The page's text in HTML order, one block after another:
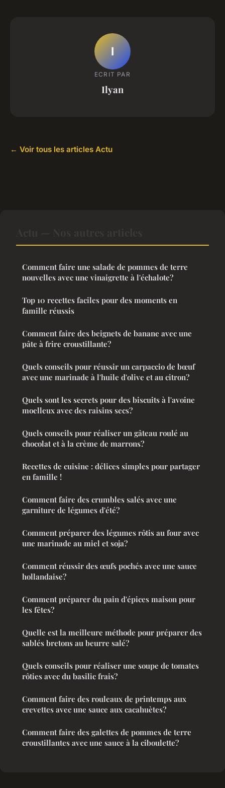
I
ECRIT PAR
Ilyan
← Voir tous les articles Actu
Comment faire une salade de pommes de terre
nouvelles avec une vinaigrette à l'échalote?
Top 10 recettes faciles pour des moments en
famille réussis
Comment faire des beignets de banane avec une
pâte à frire croustillante?
Quels conseils pour réussir un carpaccio de bœuf
avec une marinade à l'huile d'olive et au citron?
Quels sont les secrets pour des biscuits à l'avoine
moelleux avec des raisins secs?
Quels conseils pour réaliser un gâteau roulé au
chocolat et à la crème de marrons?
Recettes de cuisine : délices simples pour partager
en famille !
Comment faire des crumbles salés avec une
garniture de légumes d'été?
Comment préparer des légumes rôtis au four avec
une marinade au miel et soja?
Comment réussir des œufs pochés avec une sauce
hollandaise?
Comment préparer du pain d'épices maison pour
les fêtes?
Quelle est la meilleure méthode pour préparer des
sablés bretons au beurre salé?
Quels conseils pour réaliser une soupe de tomates
rôties avec du basilic frais?
Comment faire des rouleaux de printemps aux
crevettes avec une sauce aux cacahuètes?
Comment faire des galettes de pommes de terre
croustillantes avec une sauce à la ciboulette?